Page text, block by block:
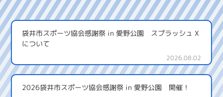
袋井市スポーツ協会感謝祭 in 愛野公園 スプラッシュ X
について
2026.08.02
2026袋井市スポーツ協会感謝祭 in 愛野公園 開催！